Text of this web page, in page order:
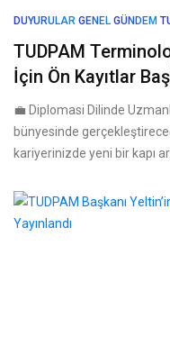
DUYURULAR GENEL GÜNDEM
TUDPAM
İçin Ön Kayıtlar
💼 Diplomasi Dilinde
bünyesinde
kariyerinizde yeni bir kapı